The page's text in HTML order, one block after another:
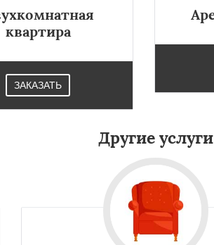
Родники
Софрино
Уваровка Удельная
Хорлово
Шаховская
квартира
ЗАКАЗАТЬ
Другие услуги
Даю согласие на обработку